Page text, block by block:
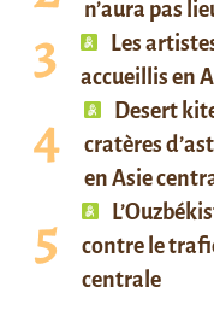
n’aura pas
Les
accueillis en
Desert
cratères
en Asie
contre le
centrale